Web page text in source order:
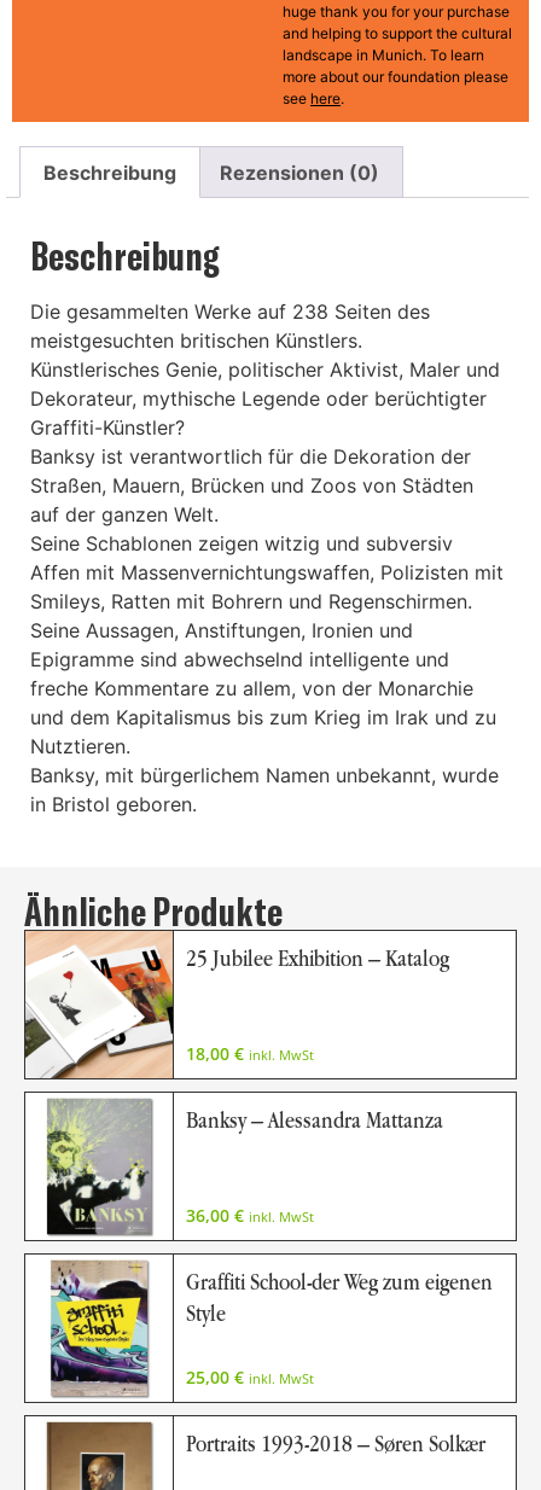
huge thank you for your purchase
and helping to support the cultural
landscape in Munich. To learn
more about our foundation please
see here.
Beschreibung Rezensionen (0)
Beschreibung
Die gesammelten Werke auf 238 Seiten des
meistgesuchten britischen Künstlers.
Künstlerisches Genie, politischer Aktivist, Maler und
Dekorateur, mythische Legende oder berüchtigter
Graffiti-Künstler?
Banksy ist verantwortlich für die Dekoration der
Straßen, Mauern, Brücken und Zoos von Städten
auf der ganzen Welt.
Seine Schablonen zeigen witzig und subversiv
Affen mit Massenvernichtungswaffen, Polizisten mit
Smileys, Ratten mit Bohrern und Regenschirmen.
Seine Aussagen, Anstiftungen, Ironien und
Epigramme sind abwechselnd intelligente und
freche Kommentare zu allem, von der Monarchie
und dem Kapitalismus bis zum Krieg im Irak und zu
Nutztieren.
Banksy, mit bürgerlichem Namen unbekannt, wurde
in Bristol geboren.
Ähnliche Produkte
25 Jubilee Exhibition – Katalog
18,00 € inkl. MwSt
Banksy – Alessandra Mattanza
36,00 € inkl. MwSt
Graffiti School-der Weg zum eigenen
Style
25,00 € inkl. MwSt
Portraits 1993-2018 – Søren Solkær